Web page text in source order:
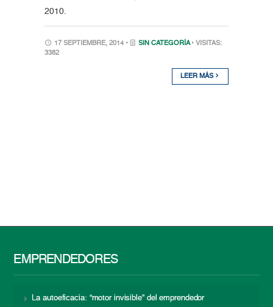
2010.
17 SEPTIEMBRE, 2014 • SIN CATEGORÍA • VISITAS:
3382
LEER MÁS
EMPRENDEDORES
La autoeficacia: “motor invisible” del emprendedor